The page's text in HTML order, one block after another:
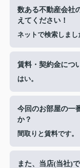
数ある不動産会社
えてください！
ネットで検索しまし
賃料・契約金につ
はい。
今回のお部屋の一
か？
間取りと賃料です。
また、当店(当社)